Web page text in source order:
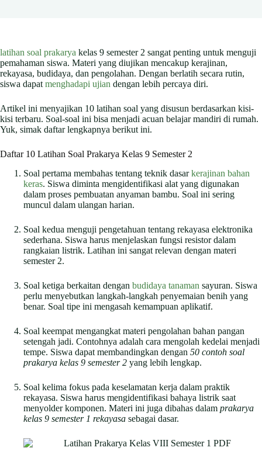
latihan soal prakarya kelas 9 semester 2 sangat penting untuk menguji
pemahaman siswa. Materi yang diujikan mencakup kerajinan,
rekayasa, budidaya, dan pengolahan. Dengan berlatih secara rutin,
siswa dapat menghadapi ujian dengan lebih percaya diri.
Artikel ini menyajikan 10 latihan soal yang disusun berdasarkan kisi-
kisi terbaru. Soal-soal ini bisa menjadi acuan belajar mandiri di rumah.
Yuk, simak daftar lengkapnya berikut ini.
Daftar 10 Latihan Soal Prakarya Kelas 9 Semester 2
Soal pertama membahas tentang teknik dasarkerajinan bahan
keras. Siswa diminta mengidentifikasi alat yang digunakan
dalam proses pembuatan anyaman bambu. Soal ini sering
muncul dalam ulangan harian.
Soal kedua menguji pengetahuan tentang rekayasa elektronika
sederhana. Siswa harus menjelaskan fungsi resistor dalam
rangkaian listrik. Latihan ini sangat relevan dengan materi
semester 2.
Soal ketiga berkaitan dengan budidaya tanaman sayuran. Siswa
perlu menyebutkan langkah-langkah penyemaian benih yang
benar. Soal tipe ini mengasah kemampuan aplikatif.
Soal keempat mengangkat materi pengolahan bahan pangan
setengah jadi. Contohnya adalah cara mengolah kedelai menjadi
tempe. Siswa dapat membandingkan dengan 50 contoh soal
prakarya kelas 9 semester 2 yang lebih lengkap.
Soal kelima fokus pada keselamatan kerja dalam praktik
rekayasa. Siswa harus mengidentifikasi bahaya listrik saat
menyolder komponen. Materi ini juga dibahas dalam prakarya
kelas 9 semester 1 rekayasa sebagai dasar.